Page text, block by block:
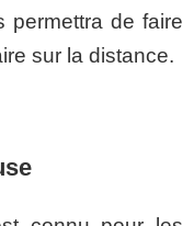
permettra de faire
sur la distance.